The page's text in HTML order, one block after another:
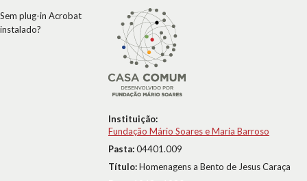
Instituição:
Fundação Mário Soares e Maria Barroso
Pasta:04401.009
Título:Homenagens a Bento de Jesus Caraça
Sem plug-in Acrobat
instalado?